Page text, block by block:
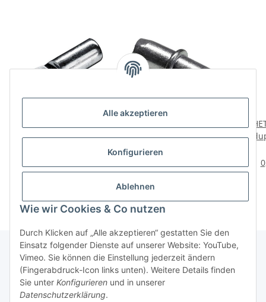
Alle akzeptieren
Konfigurieren
Ablehnen
Wie wir Cookies & Co nutzen
Durch Klicken auf „Alle akzeptieren“ gestatten Sie den
Einsatz folgender Dienste auf unserer Website: YouTube,
Vimeo. Sie können die Einstellung jederzeit ändern
(Fingerabdruck-Icon links unten). Weitere Details finden
Sie unter Konfigurieren und in unserer
Datenschutzerklärung.
Löffelbodenträger, 5mm,
duplo, 5mm, verzinkt, 60
3,29 €
Über uns